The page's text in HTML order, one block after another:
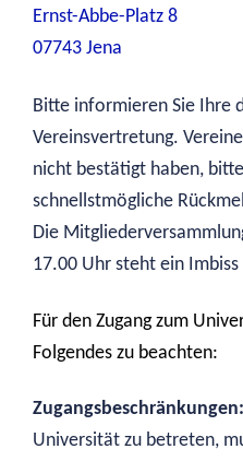
Ernst-Abbe-Platz 8
07743 Jena
Bitte informieren Sie Ihre
Vereinsvertretung.
nicht bestätigt haben,
schnellstmögliche
Die
17.00 Uhr steht ein
Für den Zugang zum
Folgendes zu beachten:
Zugangsbeschränkungen:
Universität zu betreten,